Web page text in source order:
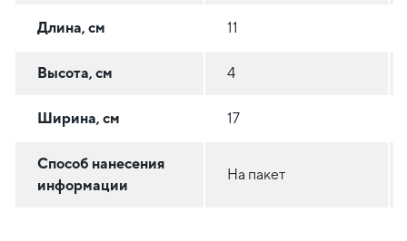
Длина, см 11
Высота, см 4
Ширина, см 17
Способ нанесения
информации
На пакет